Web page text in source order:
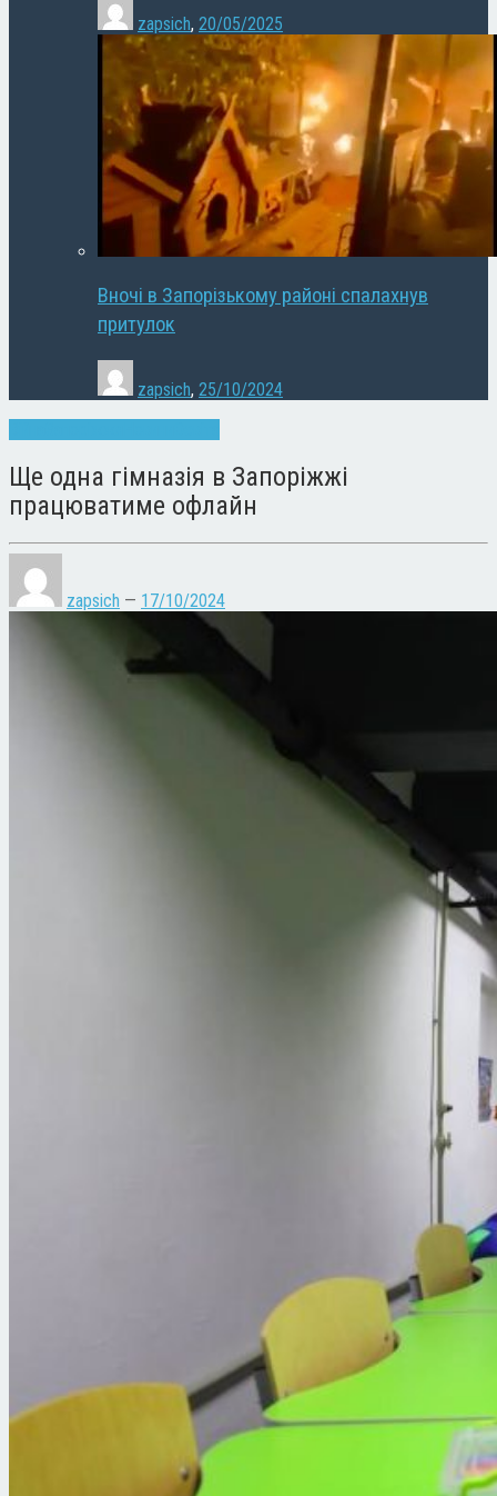
zapsich, 20/05/2025
Вночі в Запорізькому районі спалахнув
притулок
zapsich, 25/10/2024
Ще одна гімназія в Запоріжжі
працюватиме офлайн
zapsich — 17/10/2024